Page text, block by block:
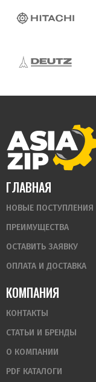
ГЛАВНАЯ
НОВЫЕ ПОСТУПЛЕНИЯ
ПРЕИМУЩЕСТВА
ОСТАВИТЬ ЗАЯВКУ
ОПЛАТА И ДОСТАВКА
КОМПАНИЯ
КОНТАКТЫ
СТАТЬИ И БРЕНДЫ
О КОМПАНИИ
PDF КАТАЛОГИ